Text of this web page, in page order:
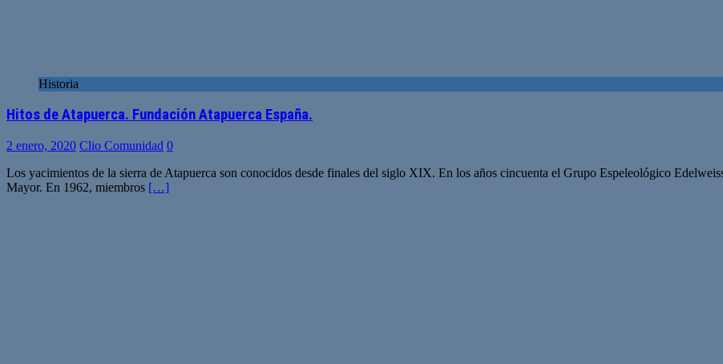
Historia
Hitos de Atapuerca. Fundación Atapuerca España.
2 enero, 2020 Clio Comunidad 0
Los yacimientos de la sierra de Atapuerca son conocidos desde finales del siglo XIX. En los años cincuenta el Grupo Espeleológico
Mayor. En 1962, miembros […]